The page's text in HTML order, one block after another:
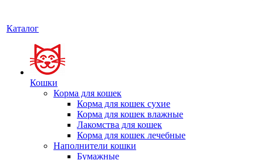
Каталог
Кошки
Корма для кошек
Корма для кошек сухие
Корма для кошек влажные
Лакомства для кошек
Корма для кошек лечебные
Наполнители кошки
Бумажные